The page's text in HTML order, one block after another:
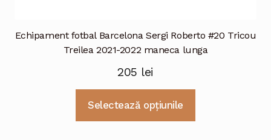
Echipament fotbal Barcelona Sergi Roberto #20 Tricou
Treilea 2021-2022 maneca lunga
205 lei
Selectează opțiunile